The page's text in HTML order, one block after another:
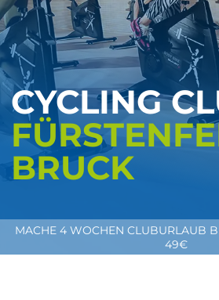
CYCLING
BRUCK
MACHE 4 WOCHEN CLUBURLAUB
49€